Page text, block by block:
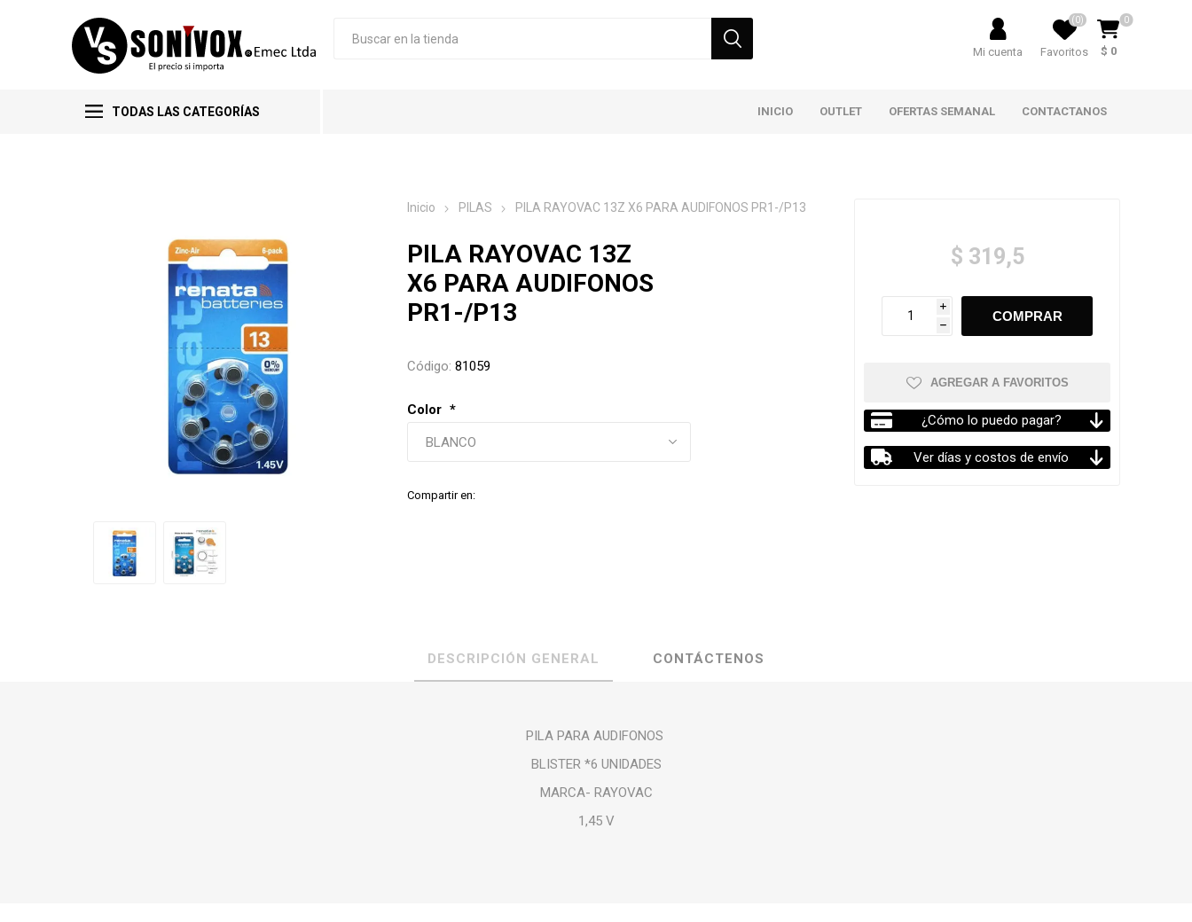
Mi cuenta Favoritos
(0) 0
$ 0
TODAS LAS CATEGORÍAS INICIO OUTLET OFERTAS SEMANAL CONTACTANOS
Inicio PILAS PILA RAYOVAC 13Z X6 PARA AUDIFONOS PR1-/P13
PILA RAYOVAC 13Z
X6 PARA AUDIFONOS
PR1-/P13
Código: 81059
Color *
Compartir en:
$ 319,5
i
h
AGREGAR A FAVORITOS
¿Cómo lo puedo pagar?
Ver días y costos de envío
DESCRIPCIÓN GENERAL CONTÁCTENOS
PILA PARA AUDIFONOS
BLISTER *6 UNIDADES
MARCA- RAYOVAC
1,45 V